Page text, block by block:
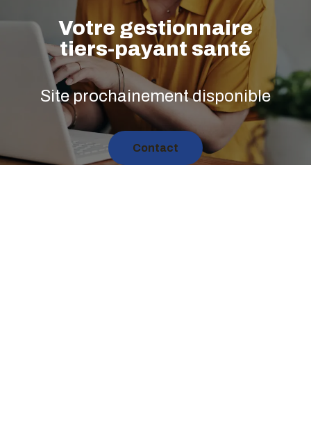
Votre gestionnaire
tiers-payant santé
Site prochainement disponible
Contact